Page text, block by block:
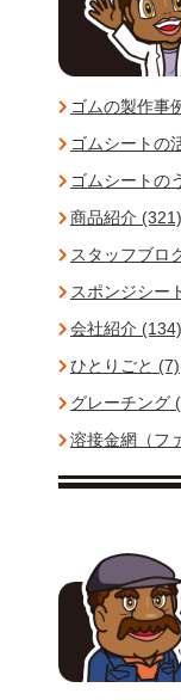
ゴムの製作事
ゴムシートの
ゴムシートの
商品紹介 (321)
スタッフブロ
スポンジシー
会社紹介 (134)
ひとりごと (7)
グレーチング
溶接金網（フ